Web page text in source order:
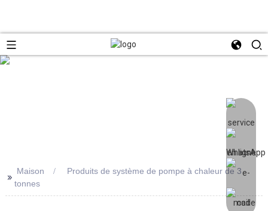
>> Maison
Produits de système de pompe à chaleur de 3
tonnes